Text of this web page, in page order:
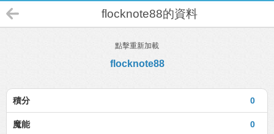
flocknote88的資料
點擊重新加載
flocknote88
0
積分
0
魔能